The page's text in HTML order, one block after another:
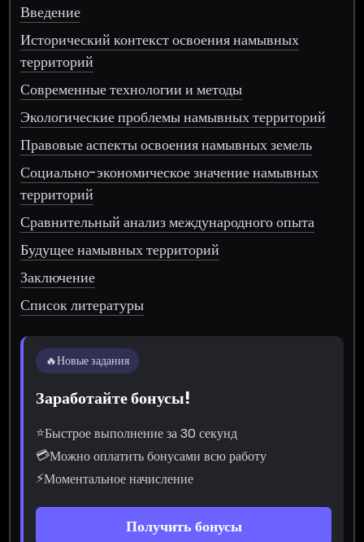
Введение
Исторический контекст освоения намывных
территорий
Современные технологии и методы
Экологические проблемы намывных территорий
Правовые аспекты освоения намывных земель
Социально-экономическое значение намывных
территорий
Сравнительный анализ международного опыта
Будущее намывных территорий
Заключение
Список литературы
🔥Новые задания
Заработайте бонусы!
⭐Быстрое выполнение за 30 секунд
💳Можно оплатить бонусами всю работу
⚡Моментальное начисление
Получить бонусы